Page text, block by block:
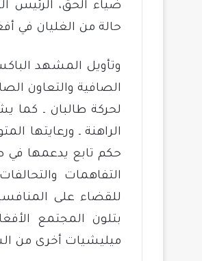
ضياء الحق، الرئيس
حالة من الغليان في
وتأويل المشهد
الصافية والتعاون
لحركة طالبان ـ كما
الراهنة ـ ورعايتها
حكم تابع يدعمها في
التفاهمات
للقضاء على
بتلون المجتمع
ميليشيات أخرى من